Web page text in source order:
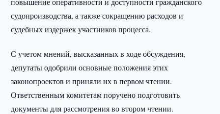
судопроизводства, а также сокращению расходов и
судебных издержек участников процесса.
С учетом мнений, высказанных в ходе обсуждения,
депутаты одобрили основные положения этих
законопроектов и приняли их в первом чтении.
Ответственным комитетам поручено подготовить
документы для рассмотрения во втором чтении.